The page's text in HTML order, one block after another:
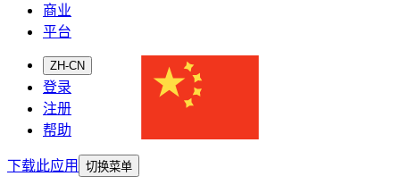
商业
平台
ZH-CN
登录
注册
帮助
下载此应用
切换菜单